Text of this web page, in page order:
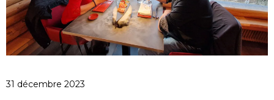
31 décembre 2023